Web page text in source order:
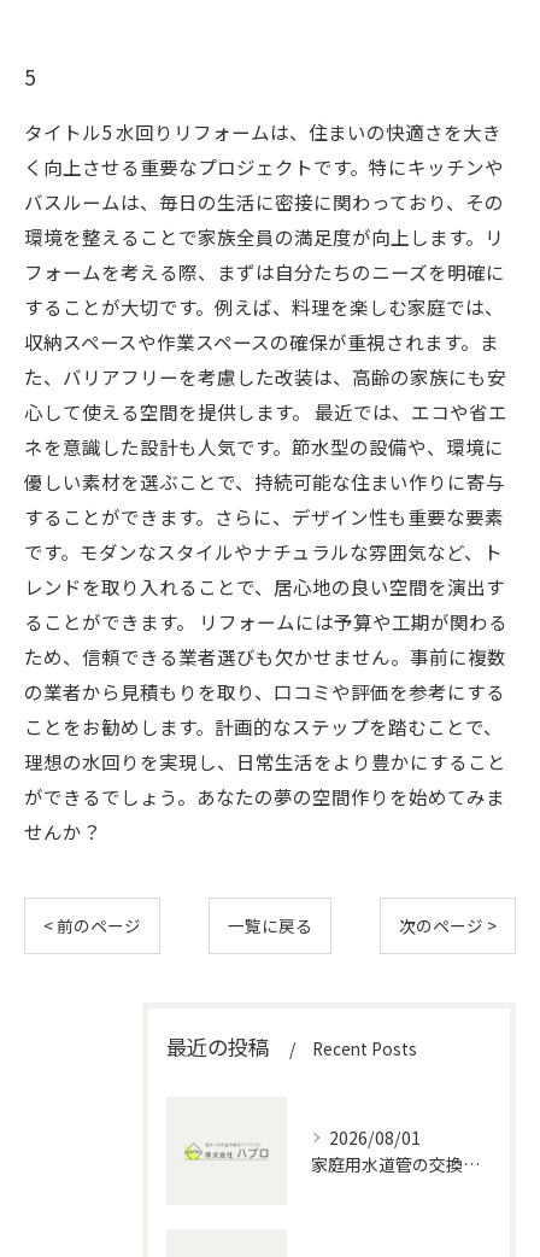
5
タイトル5 水回りリフォームは、住まいの快適さを大き
く向上させる重要なプロジェクトです。特にキッチンや
バスルームは、毎日の生活に密接に関わっており、その
環境を整えることで家族全員の満足度が向上します。リ
フォームを考える際、まずは自分たちのニーズを明確に
することが大切です。例えば、料理を楽しむ家庭では、
収納スペースや作業スペースの確保が重視されます。ま
た、バリアフリーを考慮した改装は、高齢の家族にも安
心して使える空間を提供します。 最近では、エコや省エ
ネを意識した設計も人気です。節水型の設備や、環境に
優しい素材を選ぶことで、持続可能な住まい作りに寄与
することができます。さらに、デザイン性も重要な要素
です。モダンなスタイルやナチュラルな雰囲気など、ト
レンドを取り入れることで、居心地の良い空間を演出す
ることができます。 リフォームには予算や工期が関わる
ため、信頼できる業者選びも欠かせません。事前に複数
の業者から見積もりを取り、口コミや評価を参考にする
ことをお勧めします。計画的なステップを踏むことで、
理想の水回りを実現し、日常生活をより豊かにすること
ができるでしょう。あなたの夢の空間作りを始めてみま
せんか？
< 前のページ 一覧に戻る 次のページ >
最近の投稿 Recent Posts
2026/08/01
家庭用水道管の交換方法と水回りメンテナンスの費用・DIYポイント徹底解説